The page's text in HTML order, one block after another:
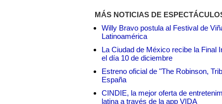
MÁS NOTICIAS DE
Willy Bravo postula al Festival de
Latinoamérica
La Ciudad de México recibe la Final
el día 10 de diciembre
Estreno oficial de "The Robinson,
España
CINDIE, la mejor oferta de
latina a través de la app VIDA